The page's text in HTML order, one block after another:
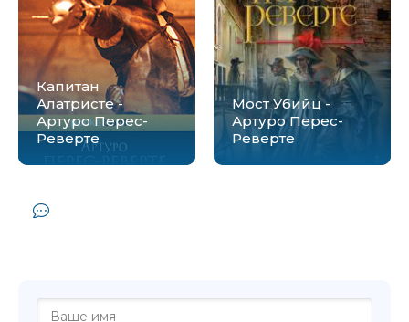
Капитан
Алатристе -
Артуро Перес-
Реверте
Мост Убийц -
Артуро Перес-
Реверте